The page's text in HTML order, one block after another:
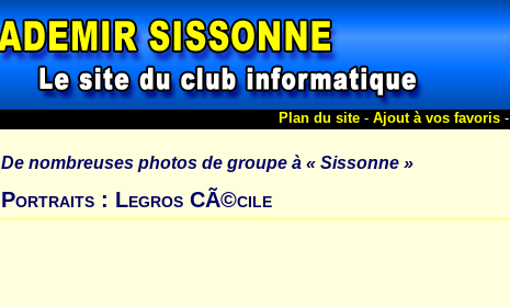
Plan du site- Ajout à vos favoris-
De nombreuses photos de groupe à « Sissonne »
Portraits : Legros CÃ©cile